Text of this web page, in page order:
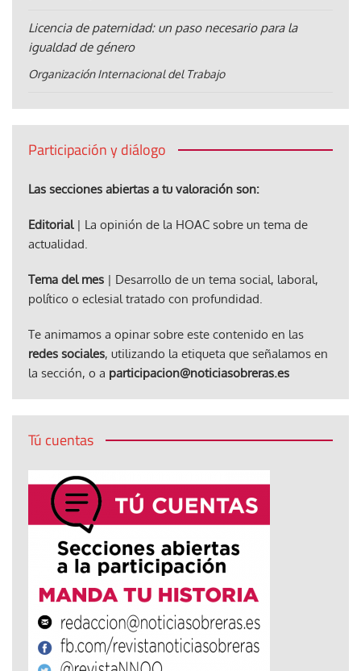
Licencia de paternidad: un paso necesario para la
igualdad de género
Organización Internacional del Trabajo
Participación y diálogo
Las secciones abiertas a tu valoración son:
Editorial| La opinión de la HOAC sobre un tema de
actualidad.
Tema del mes | Desarrollo de un tema social, laboral,
político o eclesial tratado con profundidad.
Te animamos a opinar sobre este contenido en las
redes sociales, utilizando la etiqueta que señalamos en
la sección, o a participacion@noticiasobreras.es
Tú cuentas